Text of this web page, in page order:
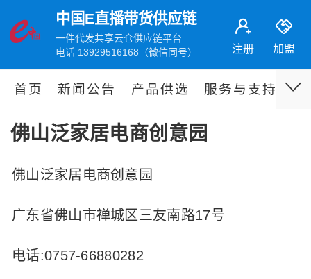
中国E直播带货供应链
一件代发共享云仓供应链平台
电话 13929516168（微信同号）
注册 加盟
首页 新闻公告 产品供选 服务与支持 伙
佛山泛家居电商创意园
佛山泛家居电商创意园
广东省佛山市禅城区三友南路17号
电话:0757-66880282